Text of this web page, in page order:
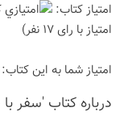
امتیاز كتاب:
امتیاز با رای 17 نفر)
امتیاز شما به این كتاب:
درباره كتاب 'سفر